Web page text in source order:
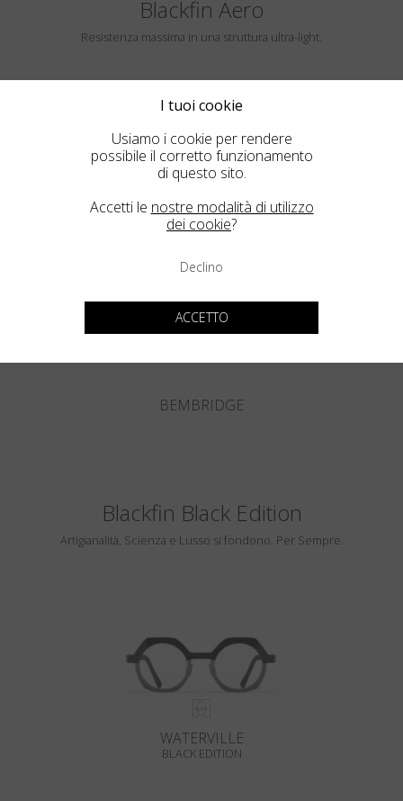
Blackfin Aero
Resistenza massima in una struttura ultra-light.
HAYLE
BEMBRIDGE
Blackfin Black Edition
Artigianalità, Scienza e Lusso si fondono. Per Sempre.
WATERVILLE
BLACK EDITION
I tuoi cookie
Usiamo i cookie per rendere
possibile il corretto funzionamento
di questo sito.
Accetti le nostre modalità di utilizzo
dei cookie?
Declino
ACCETTO